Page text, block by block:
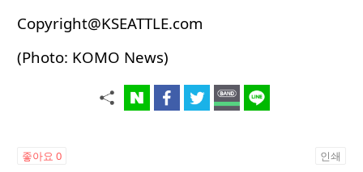
Copyright@KSEATTLE.com
(Photo: KOMO News)
좋아요 0 인쇄